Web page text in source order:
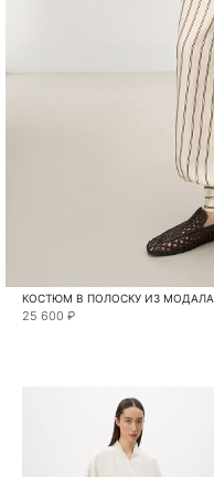
КОСТЮМ В ПОЛОСКУ ИЗ МОДАЛА
25 600 ₽